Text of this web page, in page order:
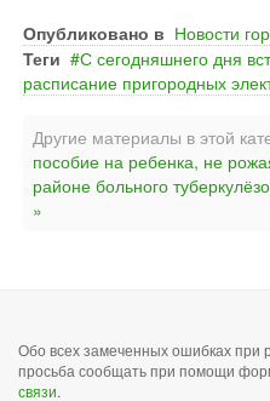
Опубликовано в Новости
Теги
С сегодняшнего дня
расписание пригородных
Другие материалы в этой
пособие на ребенка, не
районе больного
»
Обо всех замеченных ошибках при
просьба сообщать при помощи
связи.